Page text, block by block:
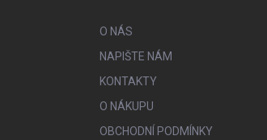
O NÁS
NAPIŠTE NÁM
KONTAKTY
O NÁKUPU
OBCHODNÍ PODMÍNKY